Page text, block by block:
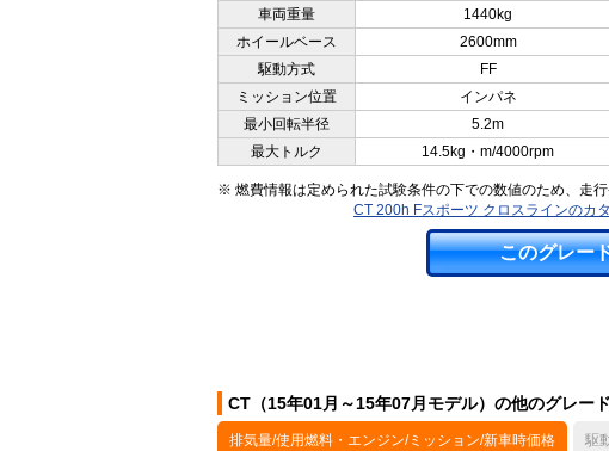
車両重量 1440kg
ホイールベース
2600mm
駆動方式
FF
ミッション位置
インパネ
最小回転半径
5.2m
最大トルク
14.5kg・m/4000rpm
※ 燃費情報は定められた試験条件の下での数値のため、走
CT 200h Fスポーツ クロスラインのカ
このグレー
CT（15年01月～15年07月モデル）の他のグレード
排気量/使用燃料・エンジン/ミッション/新車時価格 駆